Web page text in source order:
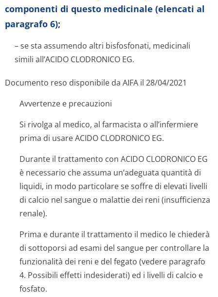
componenti di questo medicinale (elencati al
paragrafo 6);
– se sta assumendo altri bisfosfonati, medicinali
simili all’ACIDO CLODRONICO EG.
Documento reso disponibile da AIFA il 28/04/2021
Avvertenze e precauzioni
Si rivolga al medico, al farmacista o all’infermiere
prima di usare ACIDO CLODRONICO EG.
Durante il trattamento con ACIDO CLODRONICO EG
è necessario che assuma un’adeguata quantità di
liquidi, in modo particolare se soffre di elevati livelli
di calcio nel sangue o malattie dei reni (insufficienza
renale).
Prima e durante il trattamento il medico le chiederà
di sottoporsi ad esami del sangue per controllare la
funzionalità dei reni e del fegato (vedere paragrafo
4. Possibili effetti indesiderati) ed i livelli di calcio e
fosfato.